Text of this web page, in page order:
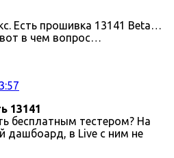
Есть прошивка 13141 Beta…
в чем вопрос…
13141
бесплатным тестером? На
дашбоард, в Live с ним не